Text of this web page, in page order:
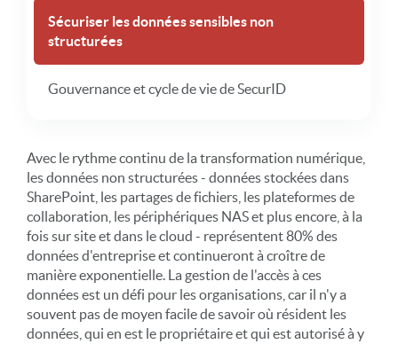
Sécuriser les données sensibles non
structurées
Gouvernance et cycle de vie de SecurID
Avec le rythme continu de la transformation numérique,
les données non structurées - données stockées dans
SharePoint, les partages de fichiers, les plateformes de
collaboration, les périphériques NAS et plus encore, à la
fois sur site et dans le cloud - représentent 80% des
données d'entreprise et continueront à croître de
manière exponentielle. La gestion de l'accès à ces
données est un défi pour les organisations, car il n'y a
souvent pas de moyen facile de savoir où résident les
données, qui en est le propriétaire et qui est autorisé à y